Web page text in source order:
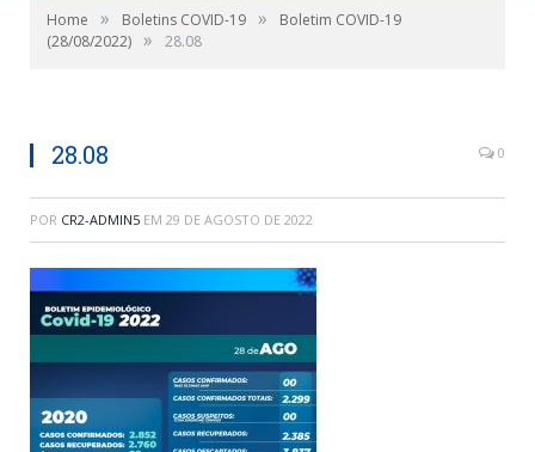
Home » Boletins COVID-19 »
Boletim COVID-19
(28/08/2022) » 28.08
28.08 0
POR CR2-ADMIN5 EM 29 DE AGOSTO DE 2022